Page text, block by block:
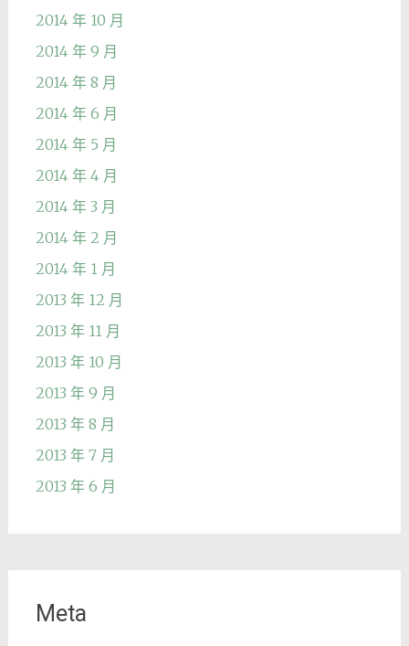
2014 年 10 月
2014 年 9 月
2014 年 8 月
2014 年 6 月
2014 年 5 月
2014 年 4 月
2014 年 3 月
2014 年 2 月
2014 年 1 月
2013 年 12 月
2013 年 11 月
2013 年 10 月
2013 年 9 月
2013 年 8 月
2013 年 7 月
2013 年 6 月
Meta